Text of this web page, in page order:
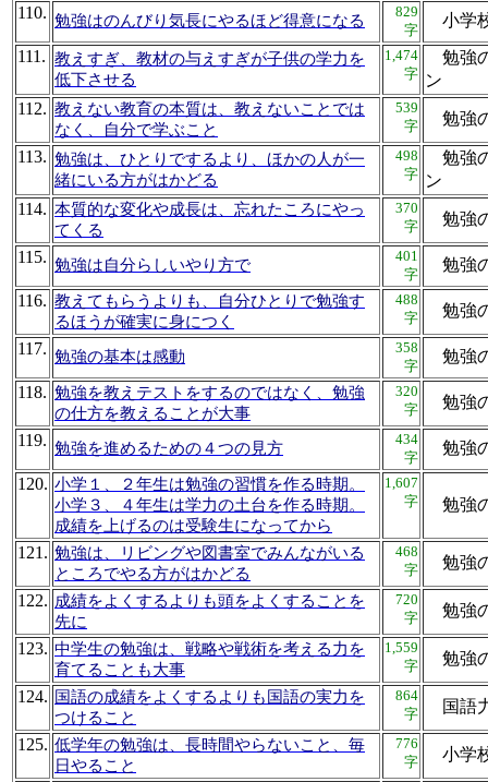
110. 勉強はのんびり気長にやるほど得意になる
829
字
小学
111. 教えすぎ、教材の与えすぎが子供の学力を
低下させる
1,474
字
勉強
ン
112. 教えない教育の本質は、教えないことでは
なく、自分で学ぶこと
539
字
勉
113. 勉強は、ひとりでするより、ほかの人が一
緒にいる方がはかどる
498
字
勉強
ン
114. 本質的な変化や成長は、忘れたころにやっ
てくる
370
字
勉
115. 勉強は自分らしいやり方で
401
字
勉
116. 教えてもらうよりも、自分ひとりで勉強す
るほうが確実に身につく
488
字
勉
117. 勉強の基本は感動
358
字
勉
118. 勉強を教えテストをするのではなく、勉強
の仕方を教えることが大事
320
字
勉
119. 勉強を進めるための４つの見方
434
字
勉
120. 小学１、２年生は勉強の習慣を作る時期。
小学３、４年生は学力の土台を作る時期。
成績を上げるのは受験生になってから
1,607
字
勉強
121. 勉強は、リビングや図書室でみんながいる
ところでやる方がはかどる
468
字
勉
122. 成績をよくするよりも頭をよくすることを
先に
720
字
勉
123. 中学生の勉強は、戦略や戦術を考える力を
育てることも大事
1,559
字
勉
124.
国語の成績をよくするよりも国語の実力を
つけること
864
字
国語
125. 低学年の勉強は、長時間やらないこと、毎
日やること
776
字
小学